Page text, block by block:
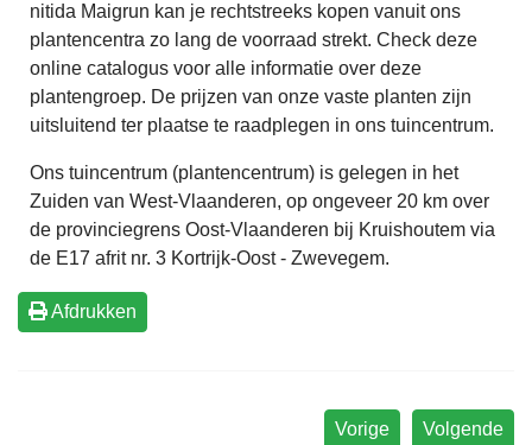
nitida Maigrun kan je rechtstreeks kopen vanuit ons
plantencentra zo lang de voorraad strekt. Check deze
online catalogus voor alle informatie over deze
plantengroep. De prijzen van onze vaste planten zijn
uitsluitend ter plaatse te raadplegen in ons tuincentrum.
Ons tuincentrum (plantencentrum) is gelegen in het
Zuiden van West-Vlaanderen, op ongeveer 20 km over
de provinciegrens Oost-Vlaanderen bij Kruishoutem via
de E17 afrit nr. 3 Kortrijk-Oost - Zwevegem.
Afdrukken
Volgende
Vorige